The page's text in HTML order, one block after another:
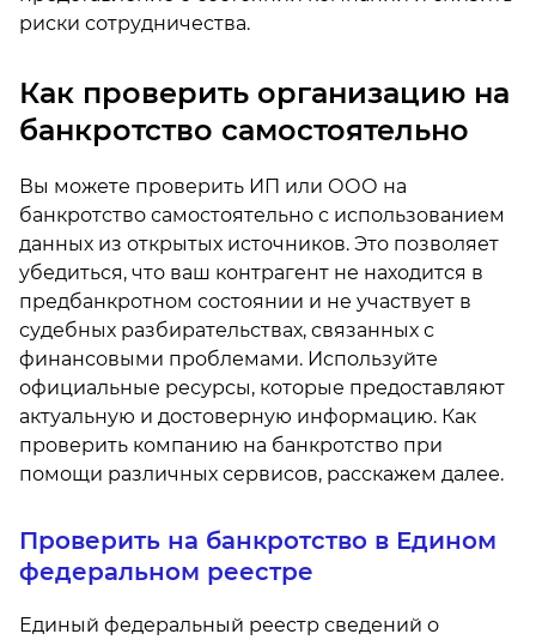
риски сотрудничества.
Как проверить организацию на
банкротство самостоятельно
Вы можете проверить ИП или ООО на
банкротство самостоятельно с использованием
данных из открытых источников. Это позволяет
убедиться, что ваш контрагент не находится в
предбанкротном состоянии и не участвует в
судебных разбирательствах, связанных с
финансовыми проблемами. Используйте
официальные ресурсы, которые предоставляют
актуальную и достоверную информацию. Как
проверить компанию на банкротство при
помощи различных сервисов, расскажем далее.
Проверить на банкротство в Едином
федеральном реестре
Единый федеральный реестр сведений о